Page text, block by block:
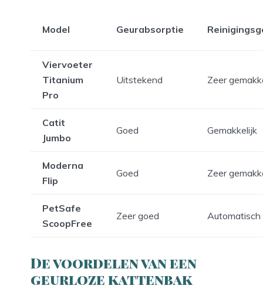
Model Geurabsorptie
Viervoeter
Titanium
Pro
Uitstekend Zeer
Catit
Jumbo
Goed Gemakkelijk
Moderna
Flip
Goed Zeer
PetSafe
ScoopFree
Zeer goed Automatisch
De voordelen van een
geurloze kattenbak